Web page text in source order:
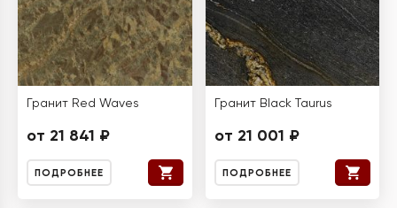
Гранит Red Waves
от 21 841 ₽
ПОДРОБНЕЕ
Гранит Black Taurus
от 21 001 ₽
ПОДРОБНЕЕ